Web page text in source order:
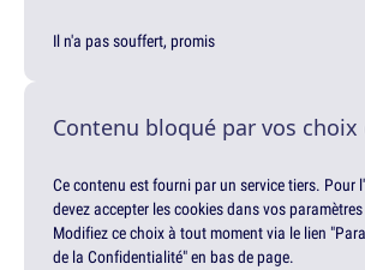
Il n'a pas souffert, promis
Contenu bloqué par vos choix
Ce contenu est fourni par un service tiers. Pour
devez accepter les cookies dans vos
Modifiez ce choix à tout moment via le lien
de la Confidentialité" en bas de page.